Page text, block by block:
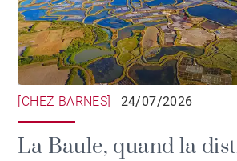
[CHEZ BARNES] 24/07/2026
La Baule, quand la